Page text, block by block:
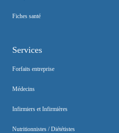
Fiches santé
Services
Forfaits entreprise
Médecins
Infirmiers et Infirmières
Nutritionnistes / Diététistes